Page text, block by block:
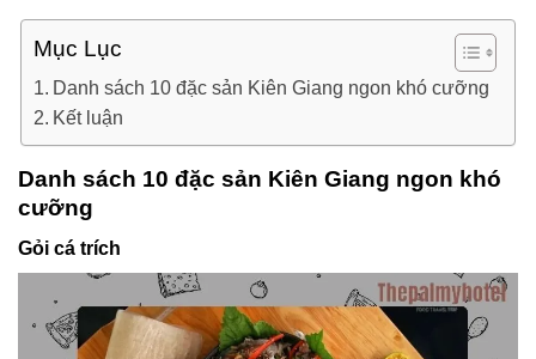
Mục Lục
Danh sách 10 đặc sản Kiên Giang ngon khó cưỡng
Kết luận
Danh sách 10 đặc sản Kiên Giang ngon khó
cưỡng
Gỏi cá trích